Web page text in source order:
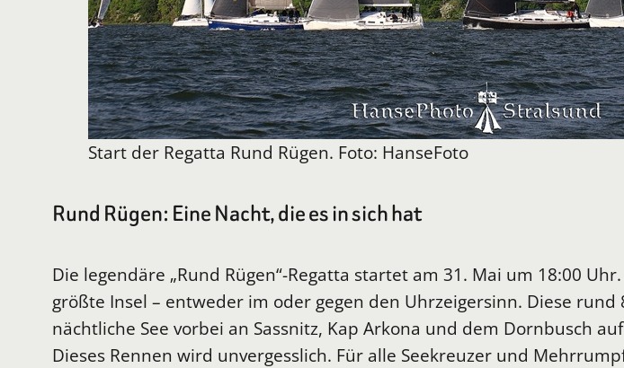
Start der Regatta Rund Rügen. Foto: HanseFoto
Rund Rügen: Eine Nacht, die es in sich hat
Die legendäre „Rund Rügen“-Regatta startet am 31. Mai um 18:00
größte Insel – entweder im oder gegen den Uhrzeigersinn. Diese
nächtliche See vorbei an Sassnitz, Kap Arkona und dem Dornbusch
Dieses Rennen wird unvergesslich. Für alle Seekreuzer und